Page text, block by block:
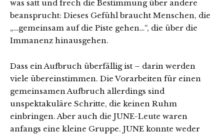
was satt und frech die Bestimmung über andere
beansprucht: Dieses Gefühl braucht Menschen, die
„…gemeinsam auf die Piste gehen…“, die über die
Immanenz hinausgehen.
Dass ein Aufbruch überfällig ist – darin werden
viele übereinstimmen. Die Vorarbeiten für einen
gemeinsamen Aufbruch allerdings sind
unspektakuläre Schritte, die keinen Ruhm
einbringen. Aber auch die JUNE-Leute waren
anfangs eine kleine Gruppe. JUNE konnte weder